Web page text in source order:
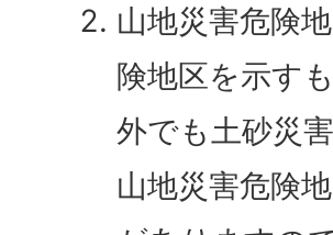
山地災害危険
険地区を示す
外でも土砂災
山地災害危険